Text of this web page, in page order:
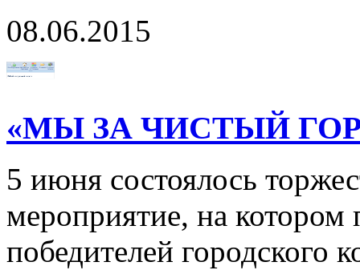
08.06.2015
«МЫ ЗА ЧИСТЫЙ
5 июня состоялось
мероприятие, на
победителей городского